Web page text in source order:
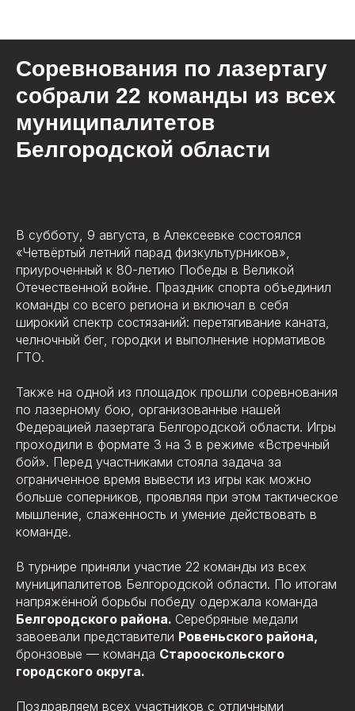
Соревнования по лазертагу
собрали 22 команды из всех
муниципалитетов
Белгородской области
В субботу, 9 августа, в Алексеевке состоялся
«Четвёртый летний парад физкультурников»,
приуроченный к 80-летию Победы в Великой
Отечественной войне. Праздник спорта объединил
команды со всего региона и включал в себя
широкий спектр состязаний: перетягивание каната,
челночный бег, городки и выполнение нормативов
ГТО.
Также на одной из площадок прошли соревнования
по лазерному бою, организованные нашей
Федерацией лазертага Белгородской области. Игры
проходили в формате 3 на 3 в режиме «Встречный
бой». Перед участниками стояла задача за
ограниченное время вывести из игры как можно
больше соперников, проявляя при этом тактическое
мышление, слаженность и умение действовать в
команде.
В турнире приняли участие 22 команды из всех
муниципалитетов Белгородской области. По итогам
напряжённой борьбы победу одержала команда
Белгородского района. Серебряные медали
завоевали представители Ровеньского района,
бронзовые — команда Старооскольского
городского округа.
Поздравляем всех участников с отличными